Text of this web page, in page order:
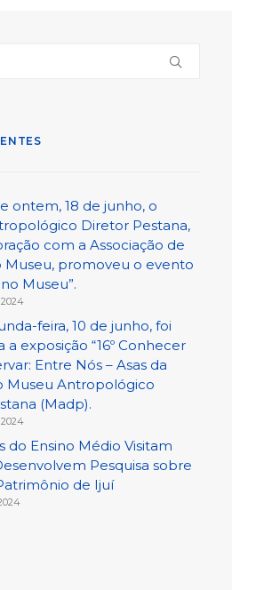
ontem, 18 de junho, o
Diretor Pestana,
com a Associação de
Museu, promoveu o evento
Museu”.
feira, 10 de junho, foi
a exposição “16º Conhecer
Entre Nós – Asas da
Museu Antropológico
(Madp).
do Ensino Médio Visitam
Pesquisa sobre
de Ijuí